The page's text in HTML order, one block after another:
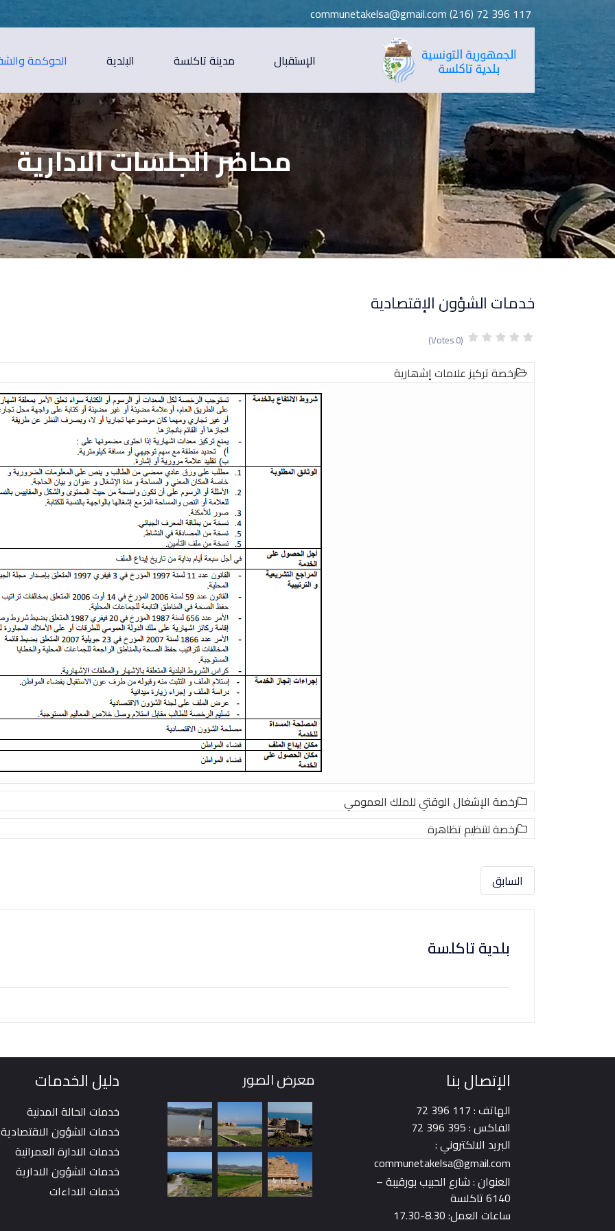
117 396 72 (216)
communetakelsa@gmail.com
الإستقبال مدينة تاكلسة البلدية الحوكمة
محاضر الجلسات الادارية
خدمات الشؤون الإقتصادية
(0 Votes)
رخصة تركیز علامات إشھاریة
رخصة الإشغال الوقتي للملك العمومي
رخصة لتنظیم تظاھرة
السابق
بلدية تاكلسة
الإتصال بنا
الهاتف : 117 396 72
الفاكس : 395 396 72
البريد الالكتروني :
communetakelsa@gmail.com
العنوان : شارع الحبيب بورقيبة –
6140 تاكلسة
ساعات العمل: 8.30-17.30
معرض الصور دليل الخدمات
خدمات الحالة المدنية
خدمات الشؤون الاقتصادية
خدمات الادارة العمرانية
خدمات الشؤون الادارية
خدمات الاداءات